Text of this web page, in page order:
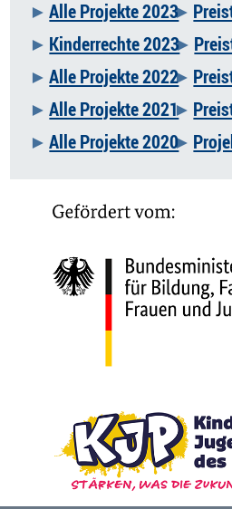
Alle Projekte 2023
Kinderrechte 2023
Alle Projekte 2022
Alle Projekte 2021
Alle Projekte 2020